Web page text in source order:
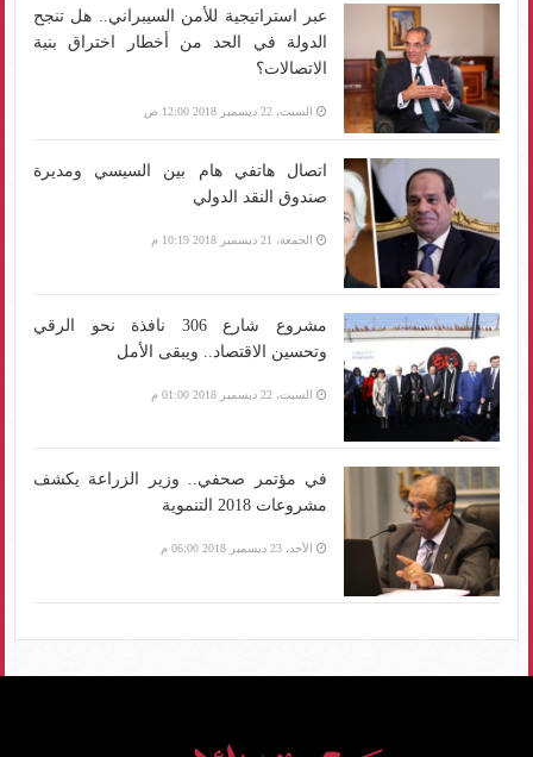
عبر استراتيجية للأمن السيبراني.. هل تنجح
الدولة في الحد من أخطار اختراق بنية
الاتصالات؟
السبت، 22 ديسمبر 2018 12:00 ص
اتصال هاتفي هام بين السيسي ومديرة
صندوق النقد الدولي
الجمعة، 21 ديسمبر 2018 10:19 م
مشروع شارع 306 نافذة نحو الرقي
وتحسين الاقتصاد.. ويبقى الأمل
السبت، 22 ديسمبر 2018 01:00 م
في مؤتمر صحفي.. وزير الزراعة يكشف
مشروعات 2018 التنموية
الأحد، 23 ديسمبر 2018 06:00 م